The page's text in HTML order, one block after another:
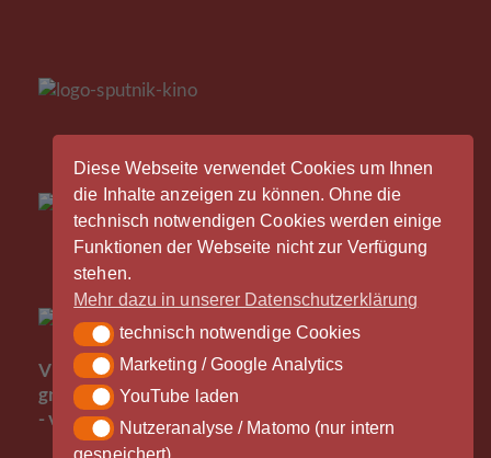
Diese Webseite verwendet Cookies um Ihnen
die Inhalte anzeigen zu können. Ohne die
technisch notwendigen Cookies werden einige
Funktionen der Webseite nicht zur Verfügung
stehen.
Mehr dazu in unserer Datenschutzerklärung
technisch notwendige Cookies
technisch notwendige Cookies
Marketing / Google Analytics
Marketing / Google Analytics
YouTube laden
YouTube laden
Nutzeranalyse / Matomo (nur intern gespeichert)
Nutzeranalyse / Matomo (nur intern
gespeichert)
Vinylrausch wäre nicht möglich ohne die
großzügige Unterstützung durch unsere Partner
- vielen Dank!